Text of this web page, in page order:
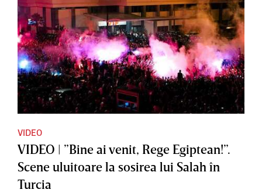
VIDEO
VIDEO | ”Bine ai venit, Rege Egiptean!”.
Scene uluitoare la sosirea lui Salah în
Turcia